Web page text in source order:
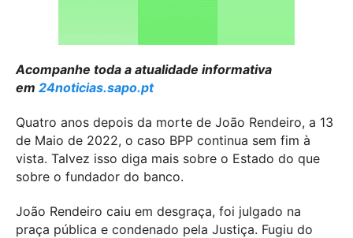
Acompanhe toda a atualidade informativa
em 24noticias.sapo.pt
Quatro anos depois da morte de João Rendeiro, a 13
de Maio de 2022, o caso BPP continua sem fim à
vista. Talvez isso diga mais sobre o Estado do que
sobre o fundador do banco.
João Rendeiro caiu em desgraça, foi julgado na
praça pública e condenado pela Justiça. Fugiu do